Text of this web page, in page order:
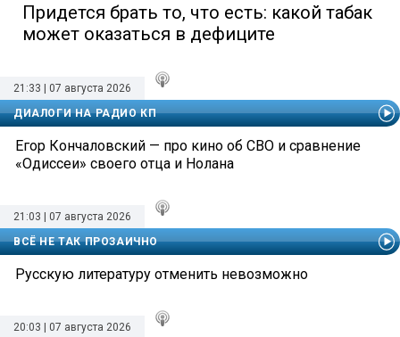
Придется брать то, что есть: какой табак
может оказаться в дефиците
21:33 | 07 августа 2026
ДИАЛОГИ НА РАДИО КП
Егор Кончаловский — про кино об СВО и сравнение
«Одиссеи» своего отца и Нолана
21:03 | 07 августа 2026
ВСЁ НЕ ТАК ПРОЗАИЧНО
Русскую литературу отменить невозможно
20:03 | 07 августа 2026